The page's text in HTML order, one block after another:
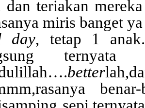
dan teriakan
miris banget
day, tetap 1
better